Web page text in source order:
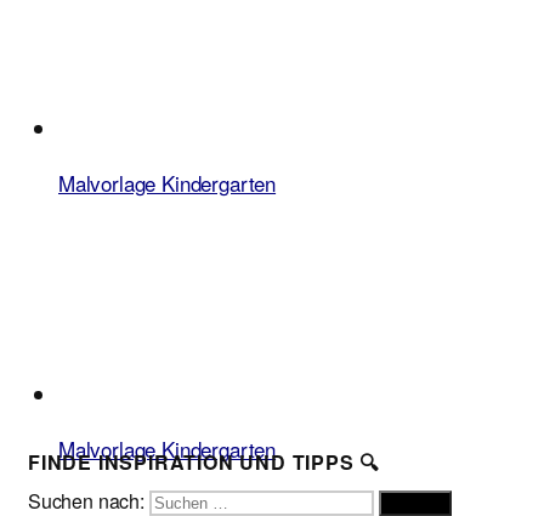
Malvorlage Kindergarten
Malvorlage Kindergarten
FINDE INSPIRATION UND TIPPS 🔍
Suchen nach: